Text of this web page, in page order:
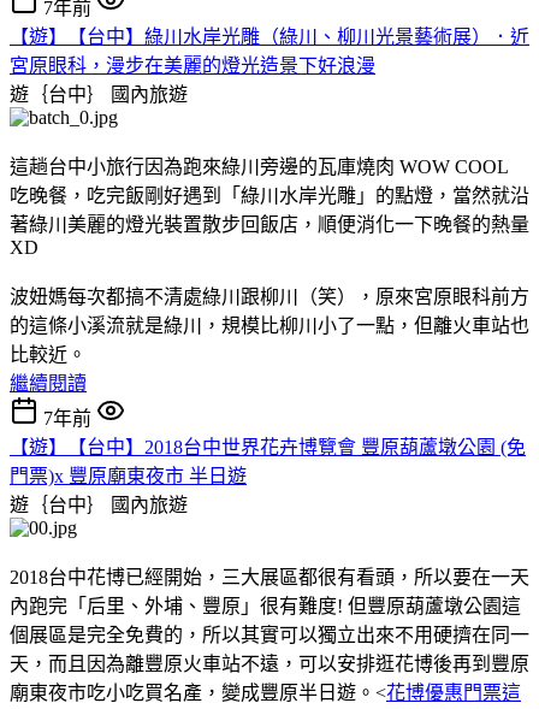
7年前
【遊】【台中】綠川水岸光雕（綠川、柳川光景藝術展）．近
宮原眼科，漫步在美麗的燈光造景下好浪漫
遊｛台中｝
國內旅遊
這趟台中小旅行因為跑來綠川旁邊的瓦庫燒肉 WOW COOL
吃晚餐，吃完飯剛好遇到「綠川水岸光雕」的點燈，當然就沿
著綠川美麗的燈光裝置散步回飯店，順便消化一下晚餐的熱量
XD
波妞媽每次都搞不清處綠川跟柳川（笑），原來宮原眼科前方
的這條小溪流就是綠川，規模比柳川小了一點，但離火車站也
比較近。
繼續閱讀
7年前
【遊】【台中】2018台中世界花卉博覽會 豐原葫蘆墩公園 (免
門票)x 豐原廟東夜市 半日遊
遊｛台中｝
國內旅遊
2018台中花博已經開始，三大展區都很有看頭，所以要在一天
內跑完「后里、外埔、豐原」很有難度! 但豐原葫蘆墩公園這
個展區是完全免費的，所以其實可以獨立出來不用硬擠在同一
天，而且因為離豐原火車站不遠，可以安排逛花博後再到豐原
廟東夜市吃小吃買名產，變成豐原半日遊。<花博優惠門票這